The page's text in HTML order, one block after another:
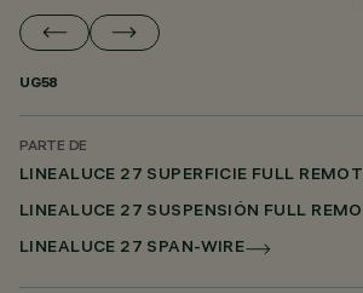
UG58
PARTE DE
LINEALUCE 27 SUPERFICIE FULL
LINEALUCE 27 SUSPENSIÓN FULL
LINEALUCE 27 SPAN-WIRE